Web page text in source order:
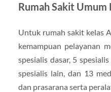
Rumah Sakit Umum
Untuk rumah sakit kelas
kemampuan pelayanan
spesialis dasar, 5
spesialis lain, dan 13
dan prasarana serta